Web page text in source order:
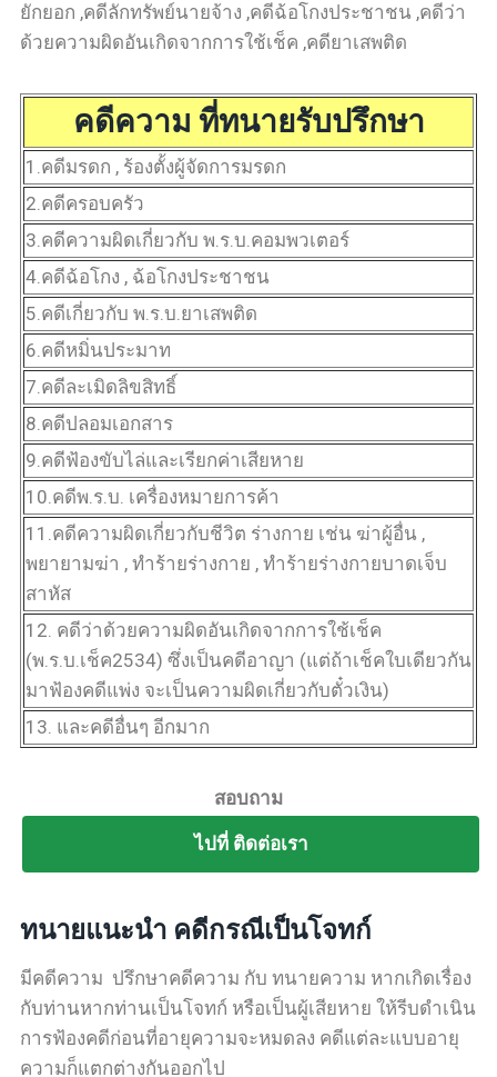
ยักยอก ,คดีลักทรัพย์นายจ้าง ,คดีฉ้อโกงประชาชน ,คดีว่า
ด้วยความผิดอันเกิดจากการใช้เช็ค ,คดียาเสพติด
คดีความ ที่ทนายรับปรึกษา
1.คดีมรดก , ร้องตั้งผู้จัดการมรดก
2.คดีครอบครัว
3.คดีความผิดเกี่ยวกับ พ.ร.บ.คอมพวเตอร์
4.คดีฉ้อโกง , ฉ้อโกงประชาชน
5.คดีเกี่ยวกับ พ.ร.บ.ยาเสพติด
6.คดีหมิ่นประมาท
7.คดีละเมิดลิขสิทธิ์
8.คดีปลอมเอกสาร
9.คดีฟ้องขับไล่และเรียกค่าเสียหาย
10.คดีพ.ร.บ. เครื่องหมายการค้า
11.คดีความผิดเกี่ยวกับชีวิต ร่างกาย เช่น ฆ่าผู้อื่น ,
พยายามฆ่า , ทำร้ายร่างกาย , ทำร้ายร่างกายบาดเจ็บ
สาหัส
12. คดีว่าด้วยความผิดอันเกิดจากการใช้เช็ค
(พ.ร.บ.เช็ค2534) ซึ่งเป็นคดีอาญา (แต่ถ้าเช็คใบเดียวกัน
มาฟ้องคดีแพ่ง จะเป็นความผิดเกี่ยวกับตั๋วเงิน)
13. และคดีอื่นๆ อีกมาก
สอบถาม
ไปที่ ติดต่อเรา
ทนายแนะนำ คดีกรณีเป็นโจทก์
มีคดีความ ปรึกษาคดีความ กับ ทนายความ หากเกิดเรื่อง
กับท่านหากท่านเป็นโจทก์ หรือเป็นผู้เสียหาย ให้รีบดำเนิน
การฟ้องคดีก่อนที่อายุความจะหมดลง คดีแต่ละแบบอายุ
ความก็แตกต่างกันออกไป